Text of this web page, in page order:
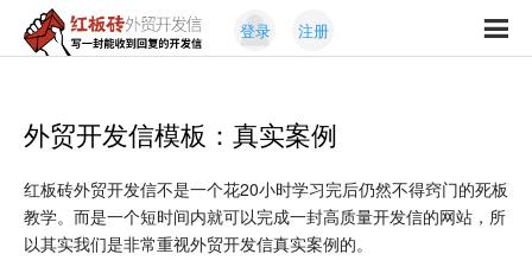
红
外
开
发
信
封
能
收
到
回
复
登录 注册
外贸开发信模板：真实案例
红板砖外贸开发信不是一个花20小时学习完后仍然不得窍门的死板
教学。而是一个短时间内就可以完成一封高质量开发信的网站，所
以其实我们是非常重视外贸开发信真实案例的。